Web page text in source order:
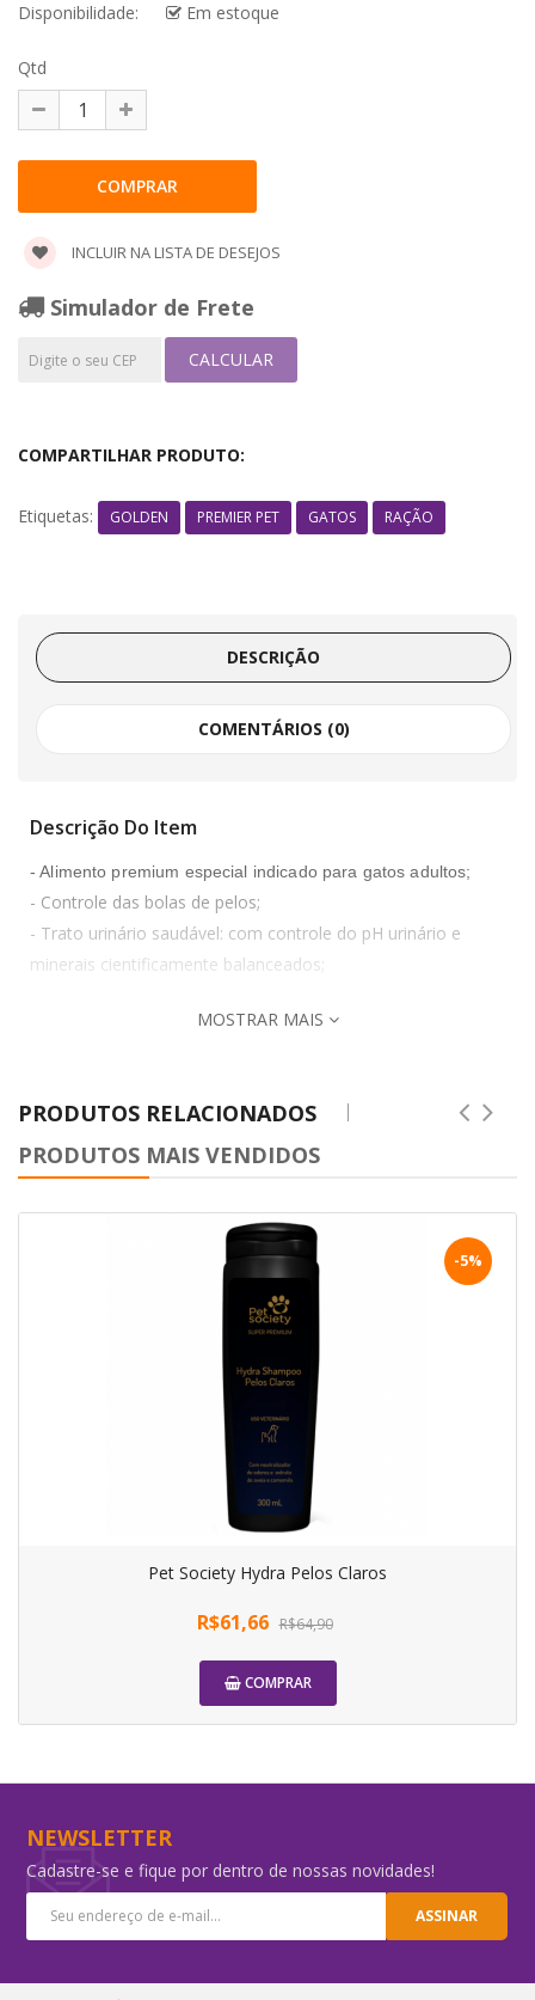
Disponibilidade:
Em estoque
Qtd
INCLUIR NA LISTA DE DESEJOS
Simulador de Frete
CALCULAR
COMPARTILHAR PRODUTO:
Etiquetas: GOLDEN PREMIER PET GATOS RAÇÃO
DESCRIÇÃO
COMENTÁRIOS (0)
Descrição Do Item
- Alimento premium especial indicado para gatos adultos;
- Controle das bolas de pelos;
- Trato urinário saudável: com controle do pH urinário e
minerais cientificamente balanceados;
MOSTRAR MAIS
PRODUTOS RELACIONADOS
PRODUTOS MAIS VENDIDOS
-5%
Pet Society Hydra Pelos Claros
R$61,66 R$64,90
COMPRAR
-5%
NEWSLETTER
Cadastre-se e fique por dentro de nossas novidades!
ASSINAR